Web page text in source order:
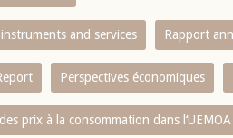
and services Rapport
Perspectives économiques
prix à la consommation dans